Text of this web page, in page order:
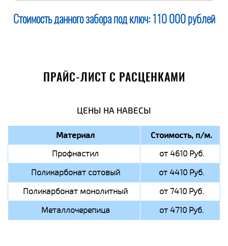
Стоимость данного забора под ключ: 110 000 рублей
ПРАЙС-ЛИСТ С РАСЦЕНКАМИ
ЦЕНЫ НА НАВЕСЫ
Материал Стоимость, п/м.
Профнастил
от 4610 Руб.
Поликарбонат сотовый
от 4410 Руб.
Поликарбонат монолитный
от 7410 Руб.
Металлочерепица
от 4710 Руб.